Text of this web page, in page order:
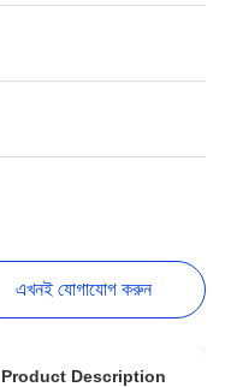
এখনই যোগাযোগ করুন
Product Description